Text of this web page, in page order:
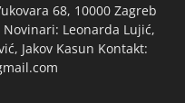
68, 10000 Zagreb
Leonarda Lujić,
Jakov Kasun Kontakt: